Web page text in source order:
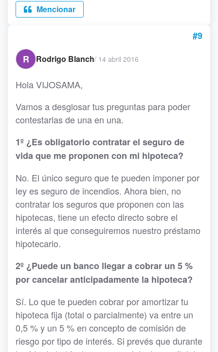
Mencionar
#9
R
Rodrigo Blanch/ 14 abril 2016
Hola VIJOSAMA,
Vamos a desglosar tus preguntas para poder
contestarlas de una en una.
1º ¿Es obligatorio contratar el seguro de
vida que me proponen con mi hipoteca?
No. El único seguro que te pueden imponer por
ley es seguro de incendios. Ahora bien, no
contratar los seguros que proponen con las
hipotecas, tiene un efecto directo sobre el
interés al que conseguiremos nuestro préstamo
hipotecario.
2º ¿Puede un banco llegar a cobrar un 5 %
por cancelar anticipadamente la hipoteca?
Sí. Lo que te pueden cobrar por amortizar tu
hipoteca fija (total o parcialmente) va entre un
0,5 % y un 5 % en concepto de comisión de
riesgo por tipo de interés. Si prevés que durante